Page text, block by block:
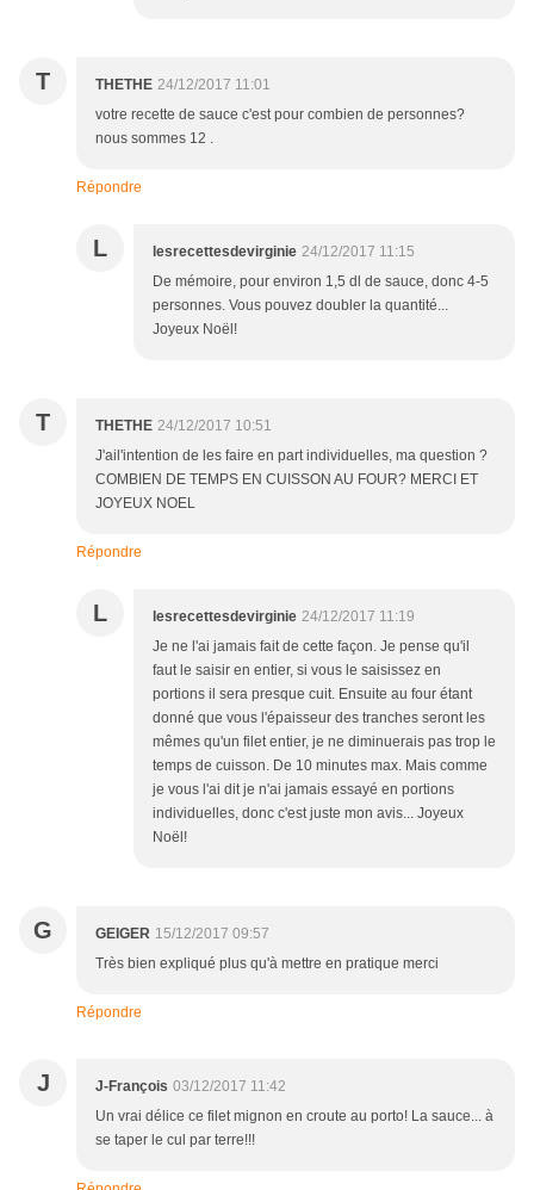
T THETHE 24/12/2017 11:01
votre recette de sauce c'est pour combien de personnes?
nous sommes 12 .
Répondre
L lesrecettesdevirginie 24/12/2017 11:15
De mémoire, pour environ 1,5 dl de sauce, donc 4-5
personnes. Vous pouvez doubler la quantité...
Joyeux Noël!
T THETHE 24/12/2017 10:51
J'ail'intention de les faire en part individuelles, ma question ?
COMBIEN DE TEMPS EN CUISSON AU FOUR? MERCI ET
JOYEUX NOEL
Répondre
L lesrecettesdevirginie 24/12/2017 11:19
Je ne l'ai jamais fait de cette façon. Je pense qu'il
faut le saisir en entier, si vous le saisissez en
portions il sera presque cuit. Ensuite au four étant
donné que vous l'épaisseur des tranches seront les
mêmes qu'un filet entier, je ne diminuerais pas trop le
temps de cuisson. De 10 minutes max. Mais comme
je vous l'ai dit je n'ai jamais essayé en portions
individuelles, donc c'est juste mon avis... Joyeux
Noël!
G GEIGER 15/12/2017 09:57
Très bien expliqué plus qu'à mettre en pratique merci
Répondre
J J-François 03/12/2017 11:42
Un vrai délice ce filet mignon en croute au porto! La sauce... à
se taper le cul par terre!!!